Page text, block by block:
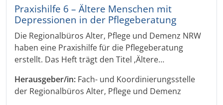
Praxishilfe 6 – Ältere Menschen mit
Depressionen in der Pflegeberatung
Die Regionalbüros Alter, Pflege und Demenz NRW
haben eine Praxishilfe für die Pflegeberatung
erstellt. Das Heft trägt den Titel ‚Ältere…
Herausgeber/in: Fach- und Koordinierungsstelle
der Regionalbüros Alter, Pflege und Demenz